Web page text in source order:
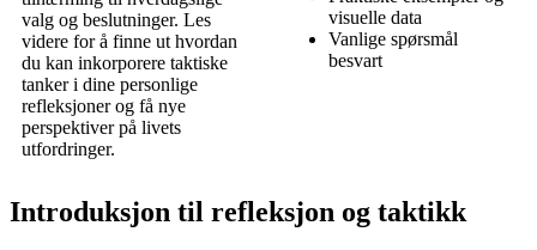
valg og beslutninger. Les
videre for å finne ut hvordan
du kan inkorporere taktiske
tanker i dine personlige
refleksjoner og få nye
perspektiver på livets
utfordringer.
visuelle data
Vanlige spørsmål
besvart
Introduksjon til refleksjon og taktikk